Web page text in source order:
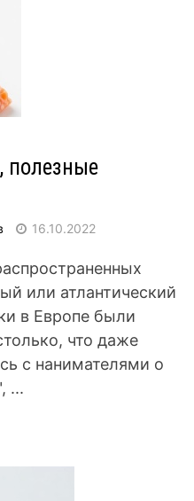
полезные
16.10.2022
или атлантический
в Европе были
что даже
с нанимателями о
...